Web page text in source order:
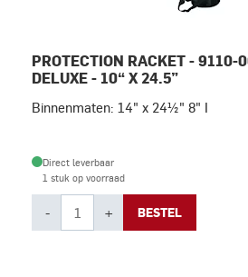
PROTECTION RACKET - 9110-
DELUXE - 10“ X 24.5”
Binnenmaten: 14" x 24½" 8" I
Direct leverbaar
1 stuk op voorraad
- + BESTEL